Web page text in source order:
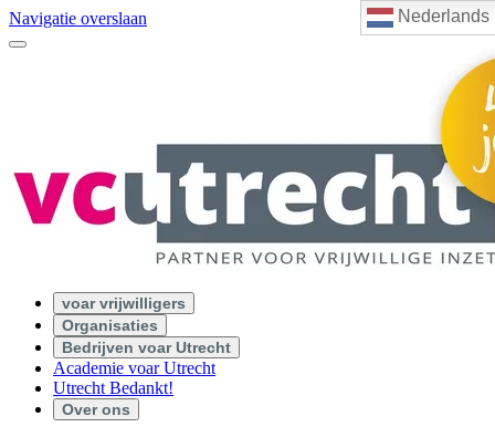
Nederlands
Navigatie overslaan
voar vrijwilligers
Organisaties
Bedrijven voar Utrecht
Academie voar Utrecht
Utrecht Bedankt!
Over ons